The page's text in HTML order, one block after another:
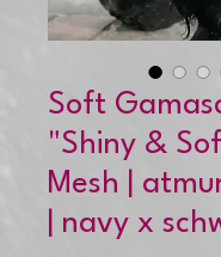
Soft
"Shiny &
Mesh |
| navy x